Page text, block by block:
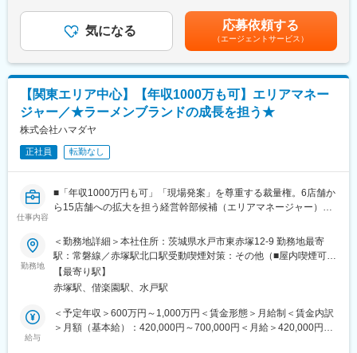
・年休120日
・月平均残業13時間
・休日について：1か月前にシフトを提出
■魅力
・単に商品を販売するのではなく、顧客に寄り添った提案が可能
・現在約40万軒のご家族がご利用中の生活インフラサービス
★未経験から入社実績多数★
携帯販売、化粧品販売、眼鏡ショップ、お菓子屋さんのショップ
販売、ホテルスタッフ、美容師さんなど様々なご経験の方活躍
中！
■入社後の流れ
活動や必要な知識取得のキャッチアップをフォローします
◎数か月～半年程度で一人前に！
■キャリアパス
いったマネジメントや、企画営業などにチャレンジ！
◎長く続けられる、働きやすい環境
残業や連勤の徹底管理、休日出勤を生まない制度など「働きやす
い環境づくり」を徹底！
当日欠勤の発生時も店長が穴埋めをしないといけない…といった
事態がほぼ発生しません◎
ライフスタイルに合わせて働き方を変えられる「選べる就業コー
ス」も導入しており、おやすみ重視or稼ぎたい重視どちらの方も
大歓迎です★
◎しっかりキャリアアップ＆昇給できる！
店長→エリアマネージャーといったキャリアはもちろん、FC店舗
としての独立制度もあります。
も目指せます。本社部門の『70％』以上は店長経験者、すべての
部門に店舗出身者が在籍しております！
※モデル年収：副店長450円、店長代行480万円、店長556万円、
SV650万円。店長になるまでにもきちんと昇給していきます◎
◎圧倒的な雰囲気の良さ
デリバリー型で来店が少ないため、スタッフ間のコミュニケーシ
■インセンティブあり賃金はあくまでも目安の金額であり、選考を
通じて上下する可能性があります。月給(月額)は固定手当を含めた
気になる 応募依頼する
（エージェントサービス）
【関東エリア中心】【年収1000万も可】エリアマネー
ジャー／★ラーメンブランドの成長を担う★
株式会社ハマダヤ
正社員 転勤なし
仕事内容
■「年収1000万円も可」「現場発案」を尊重する裁量権。6店舗か
ら15店舗への拡大を担う経営幹部候補（エリアマネージャー）：
界だ」 「本社の決裁が遅く、現場の良いアイディアが実行できな
い」 「結果を出した分だけ、正当に評価（報酬）されたい」そん
な想いを持つ、野心あふれるエリアマネージャー経験者の方へ。
昨年比で売上倍増を達成した急成長ラーメンブランド「浜田屋」
で、あなたの経験を試しませんか
■仕事内容：
・エリアマネージャー（経営幹部候補）
・あなたにお任せするのは、2～3店舗の統括（売上管理、店長育
勤務地
＜勤務地詳細＞本社住所：茨城県水戸市東赤塚12-9 勤務地最寄
駅：常磐線／赤塚駅北口駅受動喫煙対策：その他（■屋内喫煙可能
場所あり）変更の範囲：会社の定める事業所
【最寄り駅】
赤塚駅、偕楽園駅、水戸駅
給与
＜予定年収＞600万円～1,000万円＜賃金形態＞月給制＜賃金内訳
＞月額（基本給）：420,000円～700,000円＜月給＞420,000円～